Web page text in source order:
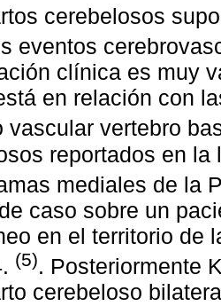
cerebelosos
eventos
clínica es muy
en relación con
vascular vertebro
reportados en
mediales de la
caso sobre un
en el territorio de
(5). Posteriormente
cerebeloso